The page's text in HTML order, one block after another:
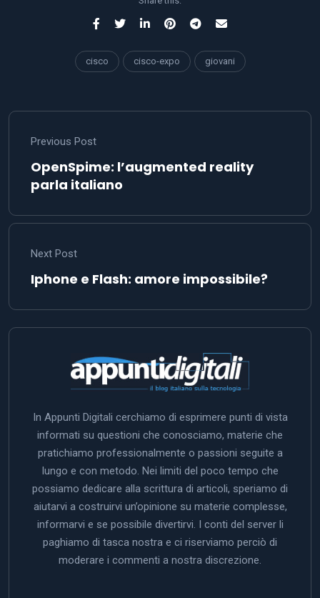
cisco cisco-expo giovani
Previous Post
OpenSpime: l’augmented reality
parla italiano
Next Post
Iphone e Flash: amore impossibile?
In Appunti Digitali cerchiamo di esprimere punti di vista
informati su questioni che conosciamo, materie che
pratichiamo professionalmente o passioni seguite a
lungo e con metodo. Nei limiti del poco tempo che
possiamo dedicare alla scrittura di articoli, speriamo di
aiutarvi a costruirvi un’opinione su materie complesse,
informarvi e se possibile divertirvi. I conti del server li
paghiamo di tasca nostra e ci riserviamo perciò di
moderare i commenti a nostra discrezione.